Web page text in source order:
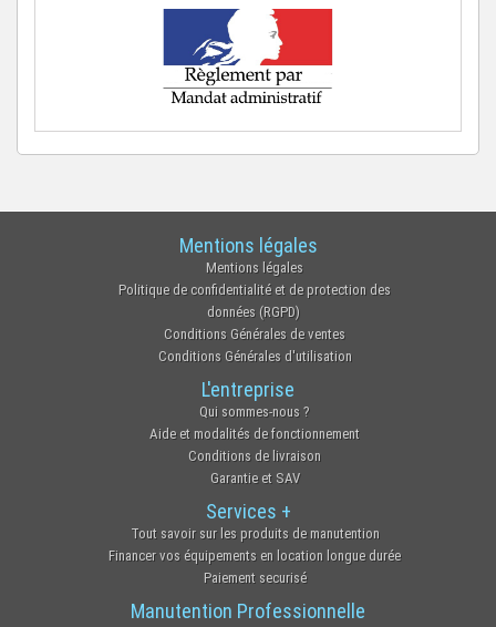
Mentions légales
Mentions légales
Politique de confidentialité et de protection des
données (RGPD)
Conditions Générales de ventes
Conditions Générales d'utilisation
L'entreprise
Qui sommes-nous ?
Aide et modalités de fonctionnement
Conditions de livraison
Garantie et SAV
Services +
Tout savoir sur les produits de manutention
Financer vos équipements en location longue durée
Paiement securisé
Manutention Professionnelle